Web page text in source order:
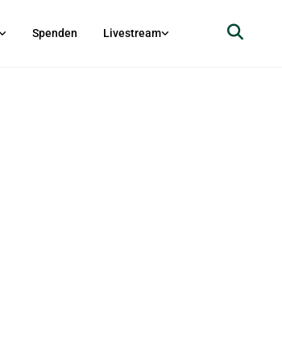
Spenden Livestream